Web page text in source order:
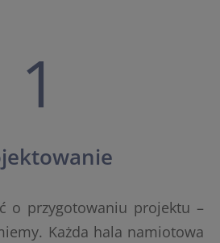
1
o przygotowaniu projektu –
Każda hala namiotowa